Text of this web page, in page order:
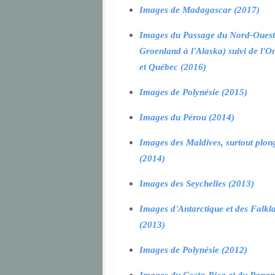
Images de Madagascar (2017)
Images du Passage du Nord-
Groenland à l'Alaska) suivi de
et Québec (2016)
Images de Polynésie (2015)
Images du Pérou (2014)
Images des Maldives, surtout
(2014)
Images des Seychelles (2013)
Images d'Antarctique et des
(2013)
Images de Polynésie (2012)